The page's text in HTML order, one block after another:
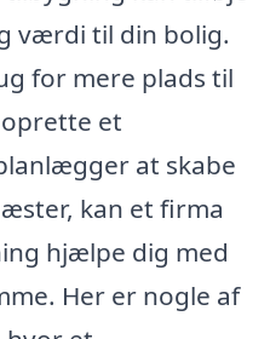
værdi til din bolig.
for mere plads til
et
at skabe
kan et firma
hjælpe dig med
Her er nogle af